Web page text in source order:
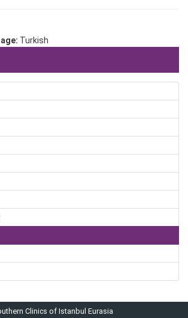
Turkish
Clinics of Istanbul Eurasia